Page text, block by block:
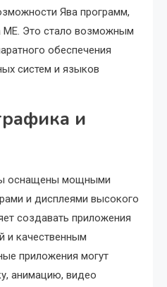
Ява программ,
ME. Это стало возможным
обеспечения
систем и языков
и
оснащены мощными
и дисплеями высокого
создавать приложения
и качественным
приложения могут
анимацию, видео